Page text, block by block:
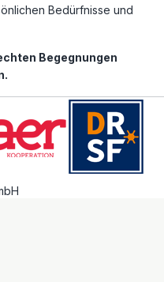
Bedürfnisse und
Begegnungen